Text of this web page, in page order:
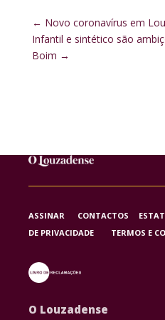
← Novo coronavírus em
Infantil e sintético são
Boim →
ASSINAR CONTACTOS
DE PRIVACIDADE TERMOS E
O Louzadense